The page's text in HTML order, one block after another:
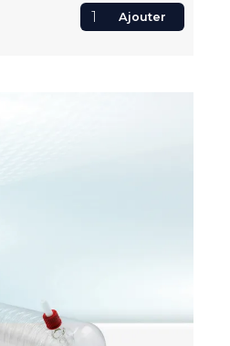
Ajouter